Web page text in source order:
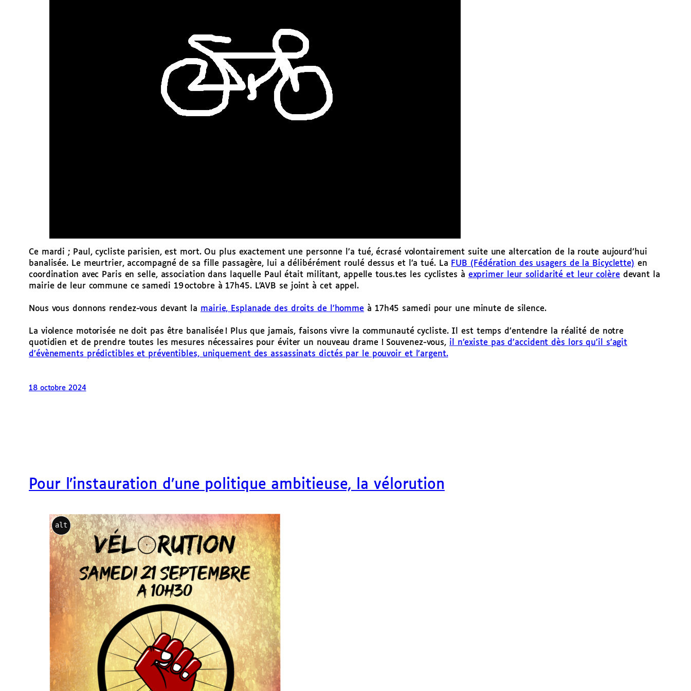
Ce mardi ; Paul, cycliste parisien, est mort. Ou plus exactement une personne l’a tué, écrasé volontairement suite une altercation de la route aujourd’hui
banalisée. Le meurtrier, accompagné de sa fille passagère, lui a délibérément roulé dessus et l’a tué. La FUB (Fédération des usagers de la Bicyclette) en
coordination avec Paris en selle, association dans laquelle Paul était militant, appelle tous.tes les cyclistes à exprimer leur solidarité et leur colèredevant la
mairie de leur commune ce samedi 19 octobre à 17h45. L’AVB se joint à cet appel.
Nous vous donnons rendez-vous devant la mairie, Esplanade des droits de l’homme à 17h45 samedi pour une minute de silence.
La violence motorisée ne doit pas être banalisée ! Plus que jamais, faisons vivre la communauté cycliste. Il est temps d’entendre la réalité de notre
quotidien et de prendre toutes les mesures nécessaires pour éviter un nouveau drame ! Souvenez-vous, il n’existe pas d’accident dès lors qu’il s’agit
d’évènements prédictibles et préventibles, uniquement des assassinats dictés par le pouvoir et l’argent.
18 octobre 2024
Pour l’instauration d’une politique ambitieuse, la vélorution
alt